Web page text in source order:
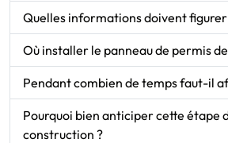
Quelles informations doivent figurer
Où installer le panneau de permis
Pendant combien de temps faut-il
Pourquoi bien anticiper cette étape
construction ?